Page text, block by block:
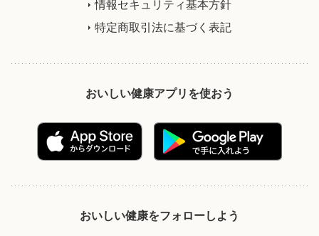
情報セキュリティ基本方針
特定商取引法に基づく表記
おいしい健康アプリを使おう
おいしい健康をフォローしよう